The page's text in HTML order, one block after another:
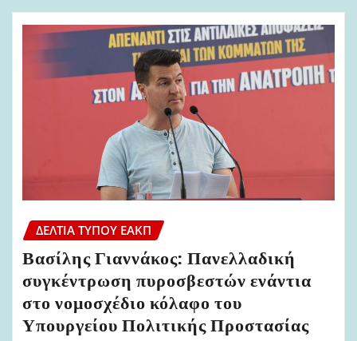
ΔΕΛΤΊΑ ΤΎΠΟΥ ΕΑΚΠ
Βασίλης Γιαννάκος: Πανελλαδική
συγκέντρωση πυροσβεστών ενάντια
στο νομοσχέδιο κόλαφο του
Υπουργείου Πολιτικής Προστασίας